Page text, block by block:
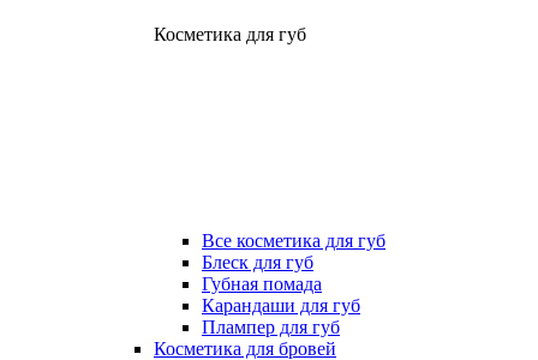
Косметика для губ
Все косметика для губ
Блеск для губ
Губная помада
Карандаши для губ
Плампер для губ
Косметика для бровей